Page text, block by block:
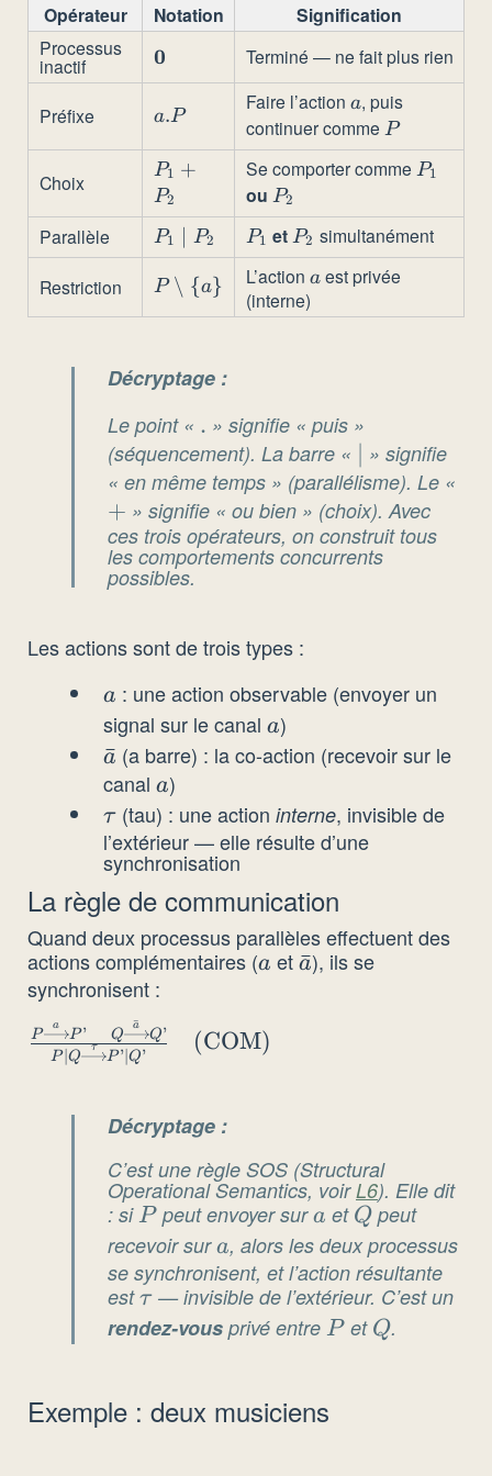
\mid a.P
\mid P_1 +
P_2 \mid
P_2 \mid P
\setminus \
{a\}
Opérateur Notation Signification
Processus
inactif \mathbf{0}
0 Terminé — ne fait plus rien
Préfixe a.P
a.P
Faire l’action a
a, puis
continuer comme P
P
Choix
P_1
+
P_2
P1 +
P2
Se comporter comme P_1
P1
ou P_2
P2
Parallèle
P_1
\mid
P_2
P1 ∣ P2 P_1
P1 etP_2
P2 simultanément
Restriction
P
\setminus
P ∖ {a} L’action a
aest privée
(interne)
Décryptage :
Le point « .. » signifie « puis »
(séquencement). La barre « \mid
∣ » signifie
« en même temps » (parallélisme). Le «
+ » signifie « ou bien » (choix). Avec
ces trois opérateurs, on construit tous
les comportements concurrents
possibles.
Les actions sont de trois types :
a
a : une action observable (envoyer un
signal sur le canal a
a)
\bar{a}
a
ˉ (a barre) : la co-action (recevoir sur le
canal a
a)
\tau
τ (tau) : une actioninterne, invisible de
l’extérieur — elle résulte d’une
synchronisation
La règle de communication
Quand deux processus parallèles effectuent des
actions complémentaires (a
a et\bar{a}
a
ˉ), ils se
synchronisent :
\frac{P
\xrightarrow{a} P’
\xrightarrow{\bar{a}}
\xrightarrow{\tau} P’
\mid Q’} \quad
\text{(COM)}
P ∣Q
τ
P ’∣Q’
P
a
P’ Q
a
ˉ
Q’ (COM)
Décryptage :
C’est une règle SOS (Structural
Operational Semantics, voir L6). Elle dit
: siP
P peut envoyer sura
a et Q
Q peut
recevoir sura
a, alors les deux processus
se synchronisent, et l’action résultante
est\tau
τ — invisible de l’extérieur. C’est un
rendez-vous privé entre P
P et Q
Q.
Exemple : deux musiciens